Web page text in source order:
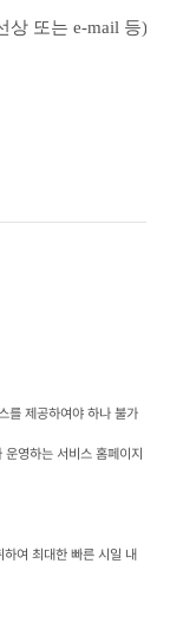
상 또는 e-mail 등)
를 제공하여야 하나 불가
운영하는 서비스 홈페이지
여 최대한 빠른 시일 내